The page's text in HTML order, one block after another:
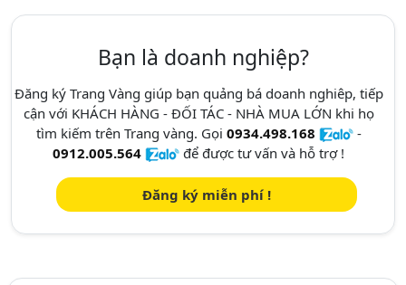
Bạn là doanh nghiệp?
Đăng ký Trang Vàng giúp bạn quảng bá doanh nghiêp, tiếp
cận với KHÁCH HÀNG - ĐỐI TÁC - NHÀ MUA LỚN khi họ
tìm kiếm trên Trang vàng. Gọi 0934.498.168
-
0912.005.564
để được tư vấn và hỗ trợ !
Đăng ký miễn phí !